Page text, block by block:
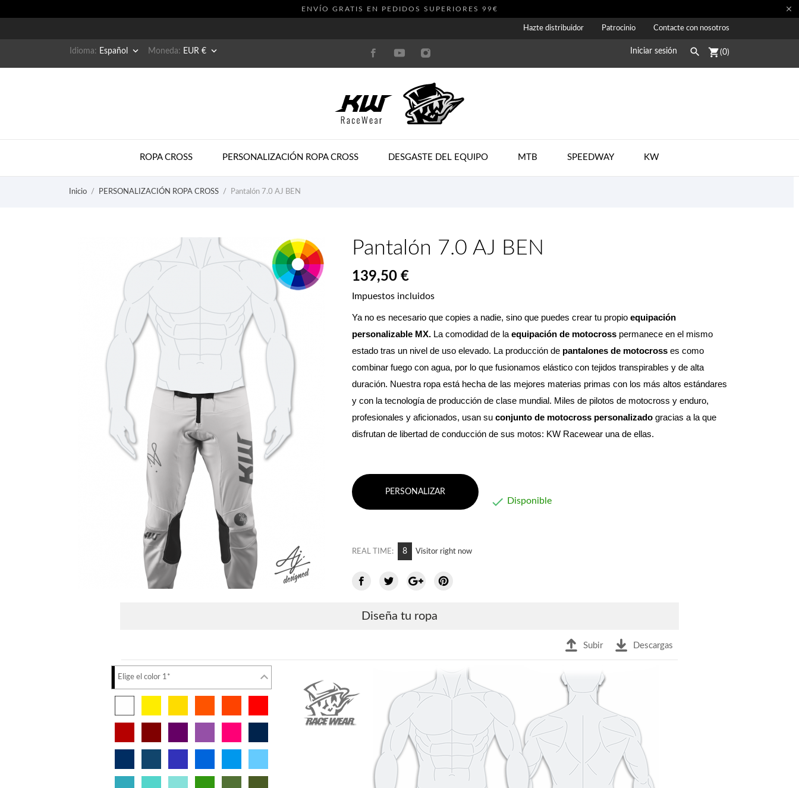
ENVÍO GRATIS EN PEDIDOS SUPERIORES 99€ 
Hazte distribuidor Patrocinio Contacte con nosotros
Idioma: Español  Moneda: EUR €  Iniciar sesión  shopping_cart(0)
ROPA CROSS PERSONALIZACIÓN ROPA CROSS DESGASTE DEL EQUIPO MTB SPEEDWAY KW
Inicio PERSONALIZACIÓN ROPA CROSS Pantalón 7.0 AJ BEN
Pantalón 7.0 AJ BEN
139,50 €
Impuestos incluidos
Ya no es necesario que copies a nadie, sino que puedes crear tu propio equipación
personalizable MX. La comodidad de la equipación de motocross permanece en el mismo
estado tras un nivel de uso elevado. La producción de pantalones de motocross es como
combinar fuego con agua, por lo que fusionamos elástico con tejidos transpirables y de alta
duración. Nuestra ropa está hecha de las mejores materias primas con los más altos estándares
y con la tecnología de producción de clase mundial. Miles de pilotos de motocross y enduro,
profesionales y aficionados, usan su conjunto de motocross personalizado gracias a la que
disfrutan de libertad de conducción de sus motos: KW Racewear una de ellas.
PERSONALIZAR
 Disponible
REAL TIME: 12 Visitor right now
Diseña tu ropa
Subir Descargas
Elige el color 1*